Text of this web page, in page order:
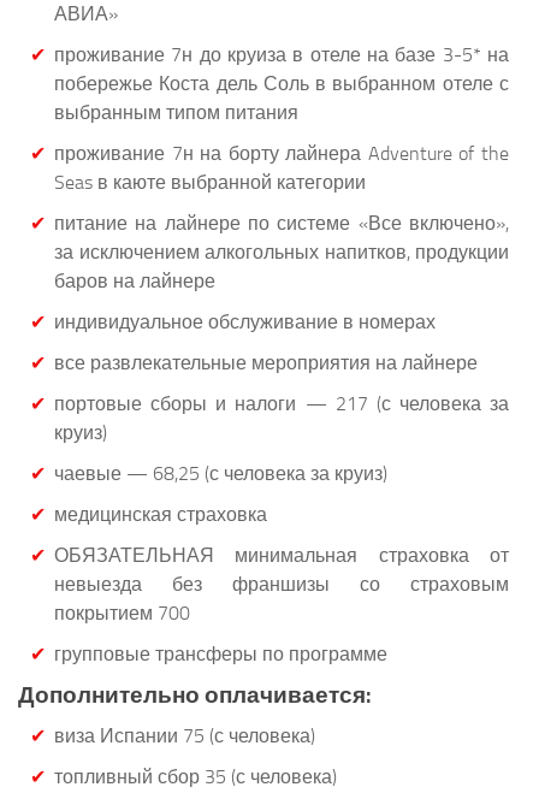
АВИА»
проживание 7н до круиза в отеле на базе 3-5* на
побережье Коста дель Соль в выбранном отеле с
выбранным типом питания
проживание 7н на борту лайнера Adventure of the
Seas в каюте выбранной категории
питание на лайнере по системе «Все включено»,
за исключением алкогольных напитков, продукции
баров на лайнере
индивидуальное обслуживание в номерах
все развлекательные мероприятия на лайнере
портовые сборы и налоги — 217 (с человека за
круиз)
чаевые — 68,25 (с человека за круиз)
медицинская страховка
ОБЯЗАТЕЛЬНАЯ минимальная страховка от
невыезда без франшизы со страховым
покрытием 700
групповые трансферы по программе
Дополнительно оплачивается:
виза Испании 75 (с человека)
топливный сбор 35 (с человека)